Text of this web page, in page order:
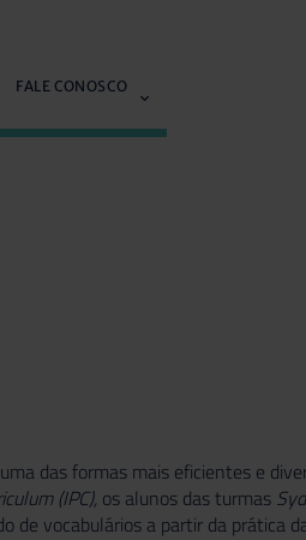
FALE CONOSCO
das formas mais eficientes e
(IPC), os alunos das turmas
de vocabulários a partir da prática